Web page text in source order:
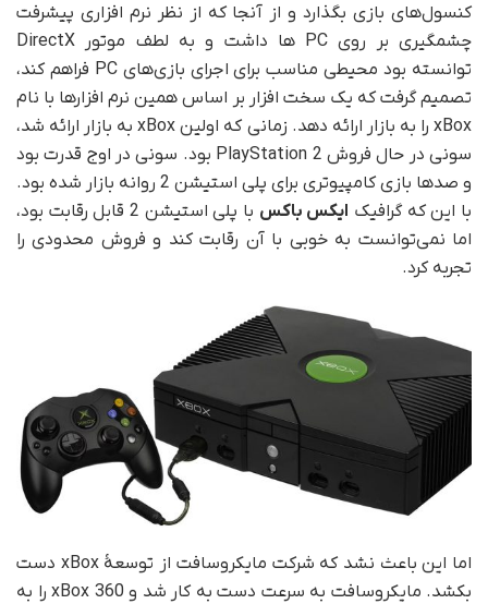
کنسول‌های بازی بگذارد و از آنجا که از نظر نرم افزاری پیشرفت
چشمگیری بر روی PC ها داشت و به لطف موتور DirectX
توانسته بود محیطی مناسب برای اجرای بازی‌های PC فراهم کند،
تصمیم گرفت که یک سخت افزار بر اساس همین نرم افزارها با نام
xBox را به بازار ارائه دهد. زمانی که اولین xBox به بازار ارائه شد،
سونی در حال فروش PlayStation 2 بود. سونی در اوج قدرت بود
و صدها بازی کامپیوتری برای پلی استیشن 2 روانه بازار شده بود.
با این که گرافیک ایکس باکس
با پلی استیشن 2 قابل رقابت بود،
اما نمی‌توانست به خوبی با آن رقابت کند و فروش محدودی را
تجربه کرد.
اما این باعث نشد که شرکت مایکروسافت از توسعهٔ xBox دست
بکشد. مایکروسافت به سرعت دست به کار شد و xBox 360 را به